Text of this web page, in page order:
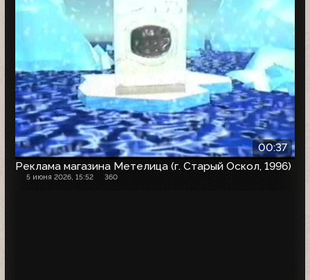
00:37
Реклама магазина Метелица (г. Старый Оскол, 1996)
5 июня 2026, 15:52 360